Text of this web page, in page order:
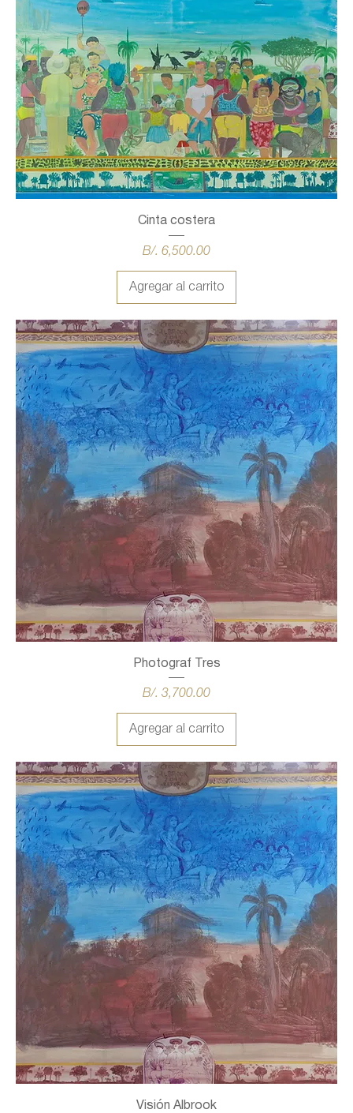
Cinta costera
Precio
B/. 6,500.00
Agregar al carrito
Photograf Tres
Precio
B/. 3,700.00
Agregar al carrito
Visión Albrook